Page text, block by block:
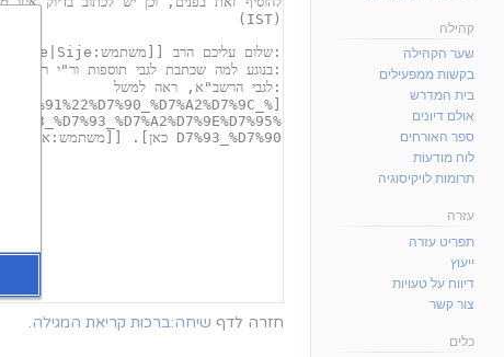
חזרה לדף שיחה:ברכות קריאת המגילה.
קהילה
שער הקהילה
בקשות ממפעילים
בית המדרש
אולם דיונים
ספר האורחים
לוח מודעות
תרומות לויקיסוגיה
עזרה
תפריט עזרה
ייעוץ
דיווח על טעויות
צור קשר
כלים